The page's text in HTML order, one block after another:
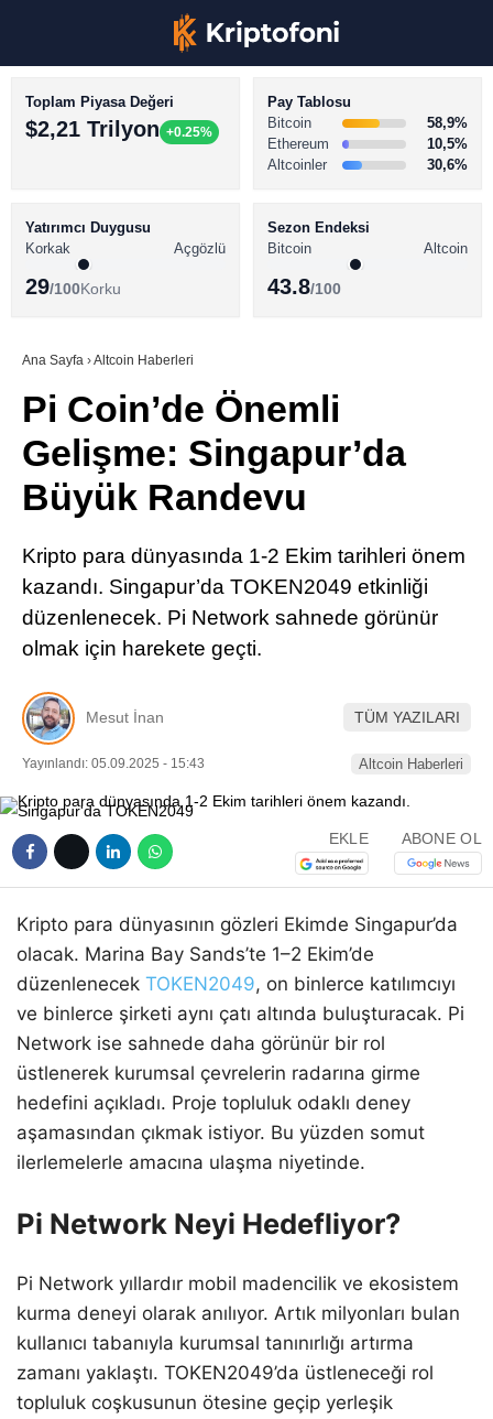
Youtube
TikTok
LinkedIn
BİTCOİN HABERLERİ
ALTCOİN HABERLERİ
SÖZLÜK
Toplam Piyasa Değeri
$2,21 Trilyon +0.25%
Pay Tablosu
Bitcoin
58,9%
Ethereum
10,5%
Altcoinler
30,6%
Yatırımcı Duygusu
Korkak
Açgözlü
29/100Korku
Sezon Endeksi
Bitcoin
Altcoin
43.8/100
Ana Sayfa ›Altcoin Haberleri
Pi Coin’de Önemli
Gelişme: Singapur’da
Büyük Randevu
Kripto para dünyasında 1-2 Ekim tarihleri önem
kazandı. Singapur’da TOKEN2049 etkinliği
düzenlenecek. Pi Network sahnede görünür
olmak için harekete geçti.
Mesut İnan TÜM YAZILARI
Yayınlandı: 05.09.2025 - 15:43 Altcoin Haberleri
EKLE ABONE OL
Kripto para dünyasının gözleri Ekimde Singapur’da
olacak. Marina Bay Sands’te 1–2 Ekim’de
düzenlenecek TOKEN2049, on binlerce katılımcıyı
ve binlerce şirketi aynı çatı altında buluşturacak. Pi
Network ise sahnede daha görünür bir rol
üstlenerek kurumsal çevrelerin radarına girme
hedefini açıkladı. Proje topluluk odaklı deney
aşamasından çıkmak istiyor. Bu yüzden somut
ilerlemelerle amacına ulaşma niyetinde.
Pi Network Neyi Hedefliyor?
Pi Network yıllardır mobil madencilik ve ekosistem
kurma deneyi olarak anılıyor. Artık milyonları bulan
kullanıcı tabanıyla kurumsal tanınırlığı artırma
zamanı yaklaştı. TOKEN2049’da üstleneceği rol
topluluk coşkusunun ötesine geçip yerleşik